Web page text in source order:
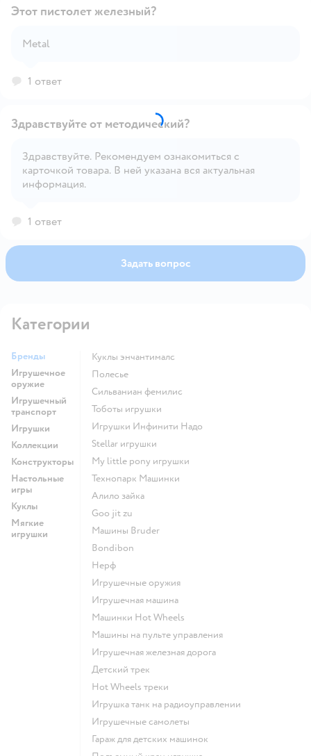
Этот пистолет железный?
Metal
1 ответ
Открыть вопрос
Здравствуйте от методический?
Здравствуйте. Рекомендуем ознакомиться с
карточкой товара. В ней указана вся актуальная
информация.
1 ответ
Задать вопрос
Категории
Бренды
Игрушечное
оружие
Игрушечный
транспорт
Игрушки
Коллекции
Конструкторы
Настольные
игры
Куклы
Мягкие
игрушки
Куклы энчантималс
Полесье
Сильваниан фемилис
Тоботы игрушки
Игрушки Инфинити Надо
Stellar игрушки
my little pony игрушки
Технопарк Машинки
Алило зайка
Goo jit zu
Машины Bruder
Bondibon
Нерф
Игрушечные оружия
Игрушечная машина
Машинки Hot Wheels
Машины на пульте управления
Игрушечная железная дорога
Детский трек
Hot Wheels треки
Игрушка танк на радиоуправлении
Игрушечные самолеты
Гараж для детских машинок